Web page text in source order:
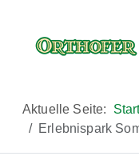
Aktuelle Seite:
Erlebnispark